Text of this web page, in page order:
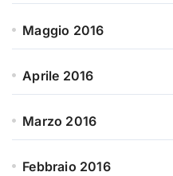
Maggio 2016
Aprile 2016
Marzo 2016
Febbraio 2016